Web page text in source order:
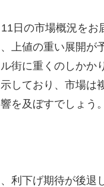
日の市場概況をお
上値の重い展開が
街に重くのしかか
しており、市場は
を及ぼすでしょう。
利下げ期待が後退